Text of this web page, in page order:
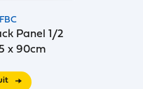
Panel 1/2
x 90cm